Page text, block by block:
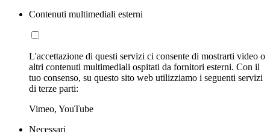
Contenuti multimediali esterni
L'accettazione di questi servizi ci consente di mostrarti video o
altri contenuti multimediali ospitati da fornitori esterni. Con il
tuo consenso, su questo sito web utilizziamo i seguenti servizi
di terze parti:
Vimeo, YouTube
Necessari